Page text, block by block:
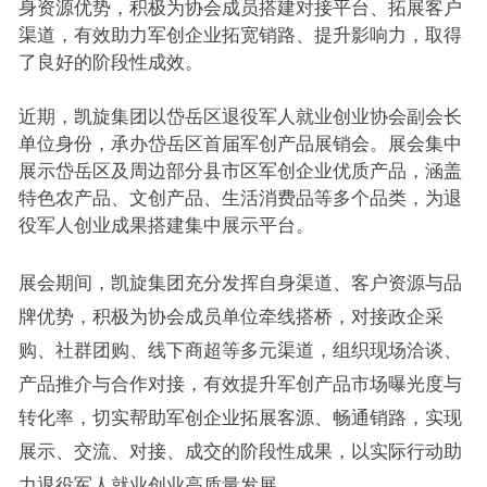
身资源优势，积极为协会成员搭建对接平台、拓展客户
渠道，有效助力军创企业拓宽销路、提升影响力，取得
了良好的阶段性成效。
近期，凯旋集团以岱岳区退役军人就业创业协会副会长
单位身份，承办岱岳区首届军创产品展销会。展会集中
展示岱岳区及周边部分县市区军创企业优质产品，涵盖
特色农产品、文创产品、生活消费品等多个品类，为退
役军人创业成果搭建集中展示平台。
展会期间，凯旋集团充分发挥自身渠道、客户资源与品
牌优势，积极为协会成员单位牵线搭桥，对接政企采
购、社群团购、线下商超等多元渠道，组织现场洽谈、
产品推介与合作对接，有效提升军创产品市场曝光度与
转化率，切实帮助军创企业拓展客源、畅通销路，实现
展示、交流、对接、成交的阶段性成果，以实际行动助